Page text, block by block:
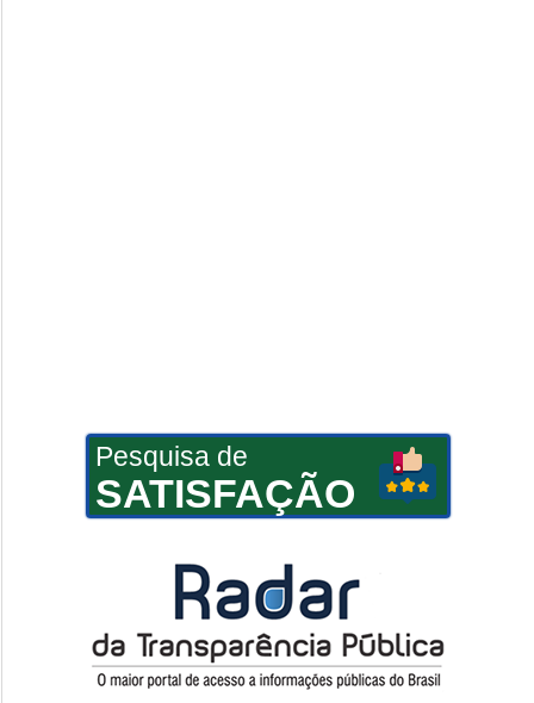
Pesquisa de
SATISFAÇÃO